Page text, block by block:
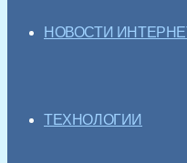
НОВОСТИ
ТЕХНОЛОГИИ